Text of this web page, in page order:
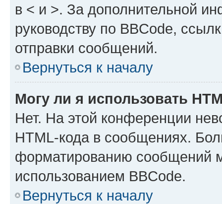
в < и >. За дополнительной
руководству по BBCode,
отправки сообщений.
Вернуться к началу
Могу ли я использовать
Нет. На этой конференции
HTML-кода в сообщениях.
форматированию сообщений
использованием BBCode.
Вернуться к началу